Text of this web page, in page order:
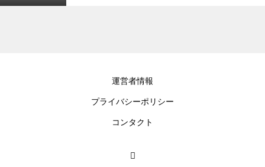
は？未経験から
運営者情報
プライバシーポリシー
コンタクト